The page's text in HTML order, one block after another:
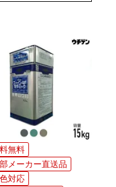
無料
メーカー直送品
対応